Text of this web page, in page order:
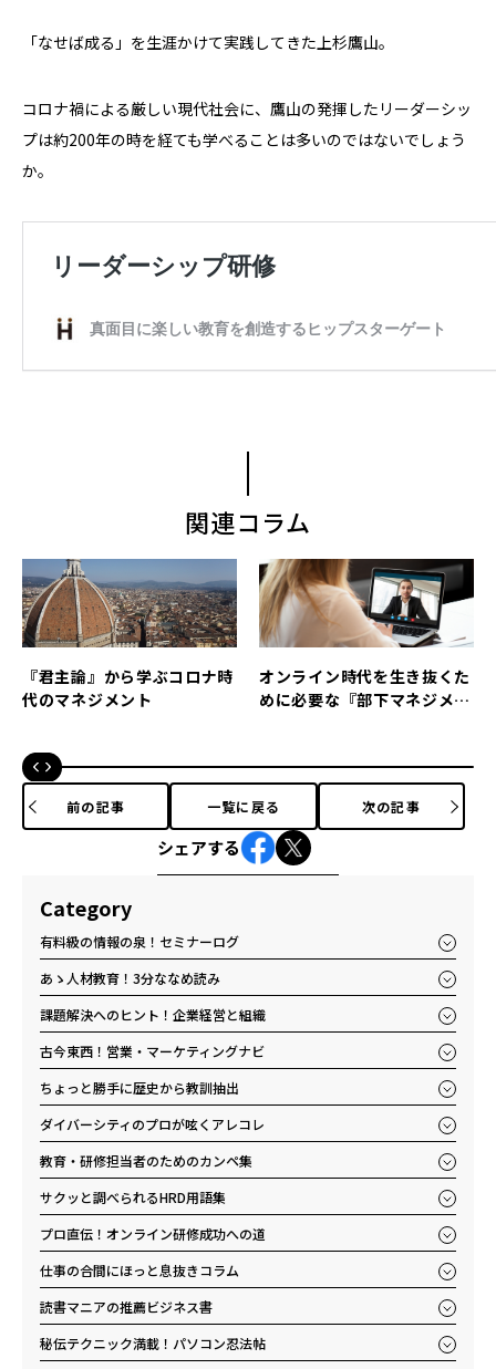
「なせば成る」を生涯かけて実践してきた上杉鷹山。
コロナ禍による厳しい現代社会に、鷹山の発揮したリーダーシッ
プは約200年の時を経ても学べることは多いのではないでしょう
か。
Category
有料級の情報の泉！セミナーログ
あゝ人材教育！3分ななめ読み
課題解決へのヒント！企業経営と組織
古今東西！営業・マーケティングナビ
ちょっと勝手に歴史から教訓抽出
ダイバーシティのプロが呟くアレコレ
教育・研修担当者のためのカンペ集
サクッと調べられるHRD用語集
プロ直伝！オンライン研修成功への道
仕事の合間にほっと息抜きコラム
読書マニアの推薦ビジネス書
秘伝テクニック満載！パソコン忍法帖
関連コラム
『君主論』から学ぶコロナ時
代のマネジメント
オンライン時代を生き抜くた
めに必要な『部下マネジメン
前の記事 一覧に戻る 次の記事
シェアする